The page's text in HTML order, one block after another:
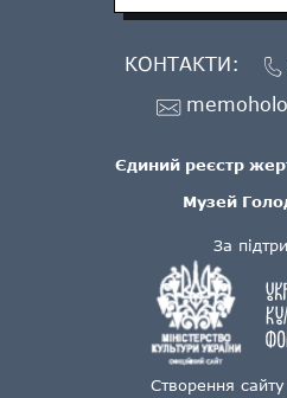
За
Створення сайту
Єдиний реєстр
Музей
КОНТАКТИ: